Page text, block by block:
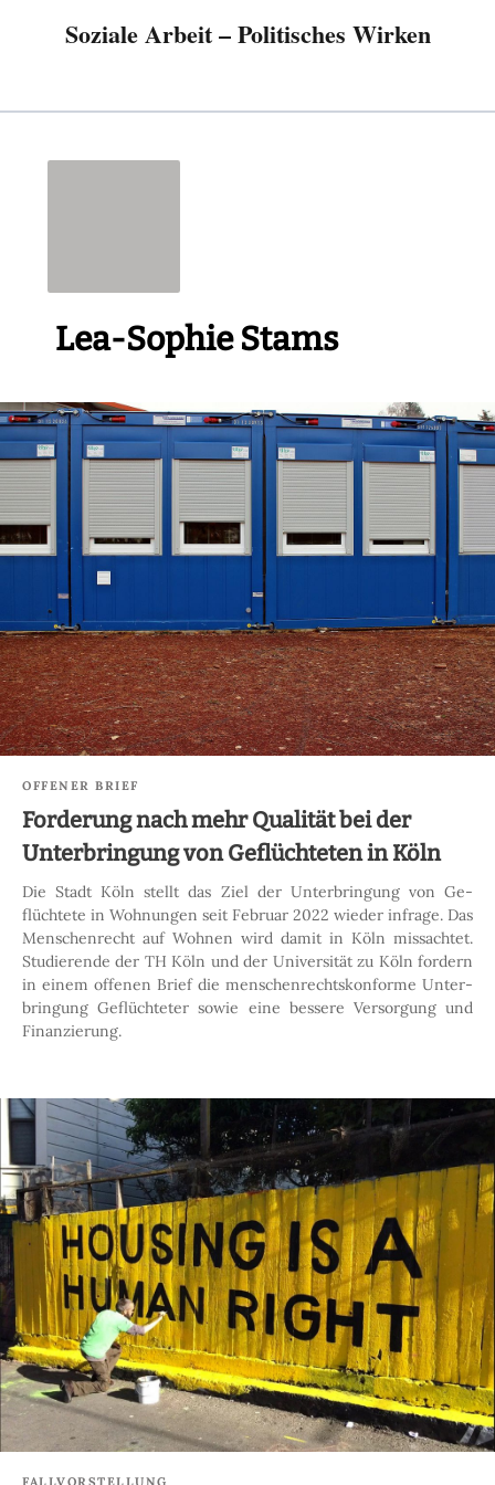
Soziale Arbeit – Politisches Wirken
Lea-Sophie Stams
OFFENER BRIEF
Forderung nach mehr Qualität bei der
Unterbringung von Geflüchteten in Köln
Die Stadt Köln stellt das Ziel der Unterbringung von Ge­
flüchtete in Wohnungen seit Februar 2022 wieder infrage. Das
Menschenrecht auf Wohnen wird damit in Köln missachtet.
Studierende der TH Köln und der Uni­versität zu Köln fordern
in einem offenen Brief die menschen­rechts­konforme Unter­
bringung Geflüchteter sowie eine bessere Versorgung und
Finanzierung.